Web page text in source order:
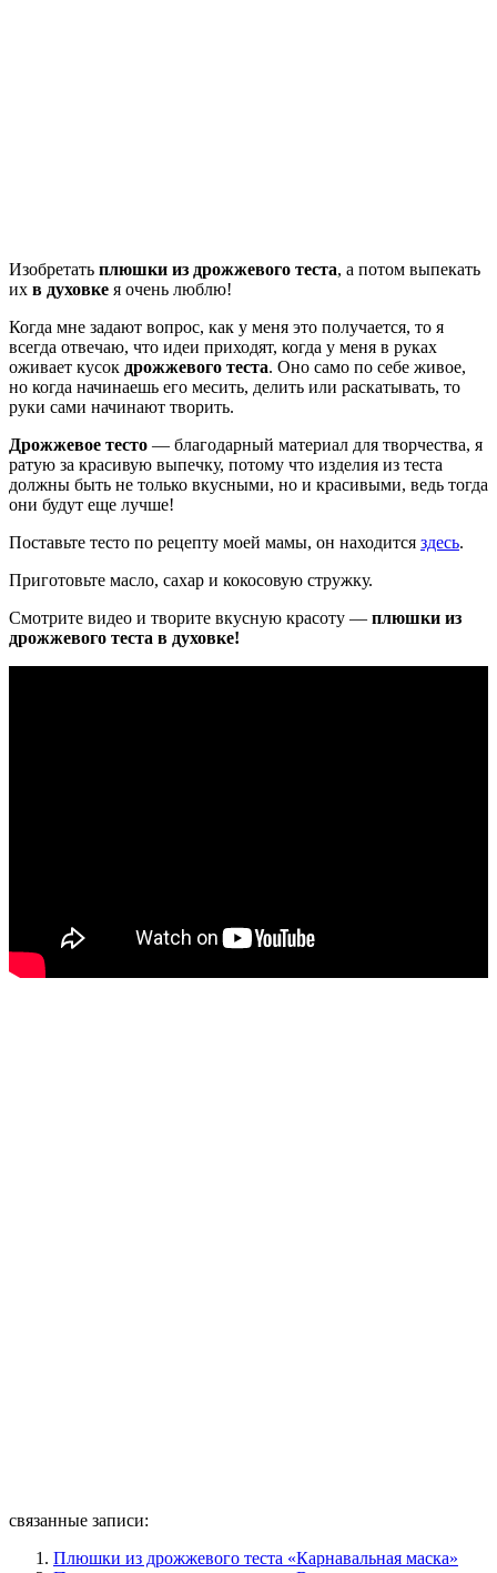
Изобретать плюшки из дрожжевого теста, а потом выпекать
их в духовке я очень люблю!
Когда мне задают вопрос, как у меня это получается, то я
всегда отвечаю, что идеи приходят, когда у меня в руках
оживает кусок дрожжевого теста. Оно само по себе живое,
но когда начинаешь его месить, делить или раскатывать, то
руки сами начинают творить.
Дрожжевое тесто — благодарный материал для творчества, я
ратую за красивую выпечку, потому что изделия из теста
должны быть не только вкусными, но и красивыми, ведь тогда
они будут еще лучше!
Поставьте тесто по рецепту моей мамы, он находится здесь.
Приготовьте масло, сахар и кокосовую стружку.
Смотрите видео и творите вкусную красоту — плюшки из
дрожжевого теста в духовке!
связанные записи:
Плюшки из дрожжевого теста «Карнавальная маска»